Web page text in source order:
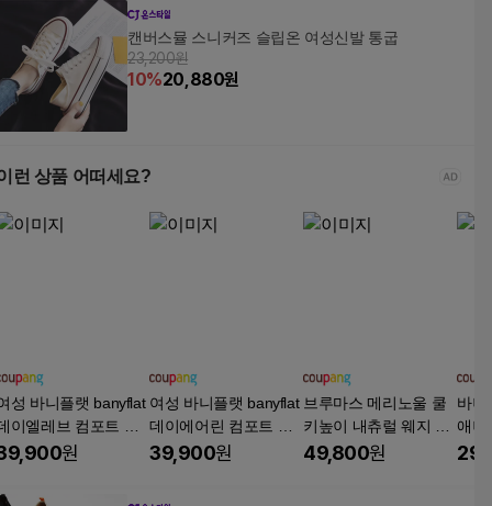
캔버스뮬 스니커즈 슬립온 여성신발 통굽
23,200원
10%20,880원
런 상품 어떠세요?
성 바니플랫 banyflat
이엘레브 컴포트 샌
원
여성 바니플랫 banyflat
데이에어린 컴포트 샌
들
39,900원
브루마스 메리노울 쿨
키높이 내츄럴 웨지 샌
들
49,800원
바니
애니